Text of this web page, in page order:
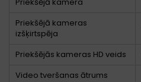
Priekšējā kamera
Priekšējā kameras
izšķirtspēja
Priekšējās kameras HD veids
Video tveršanas ātrums